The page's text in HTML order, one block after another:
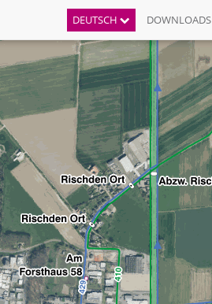
DEUTSCH DOWNLOADS